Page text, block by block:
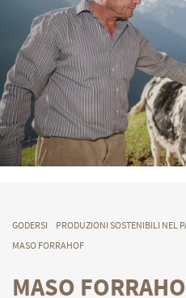
GODERSI
PRODUZIONI SOSTENIBILI NEL
MASO FORRAHOF
MASO